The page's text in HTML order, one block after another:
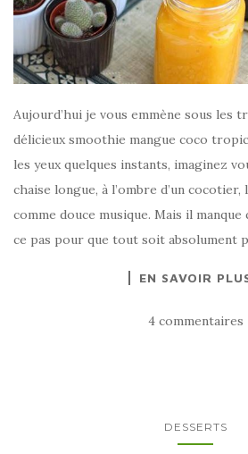
Aujourd’hui je vous emmène sous les
délicieux smoothie mangue coco
les yeux quelques instants, imaginez
chaise longue, à l’ombre d’un
comme douce musique. Mais il manque
ce pas pour que tout soit absolument
EN SAVOIR
4 commentaires
DESSERTS